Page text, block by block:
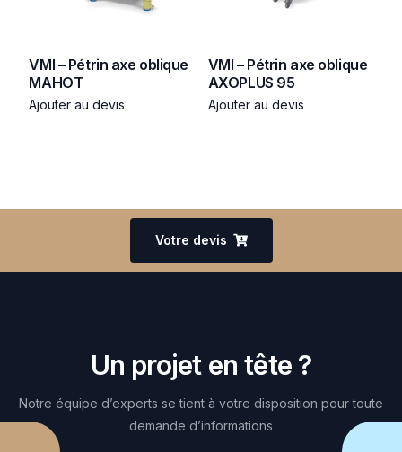
VMI – Pétrin axe oblique
MAHOT
Ajouter au devis
VMI – Pétrin axe oblique
AXOPLUS 95
Ajouter au devis
Votre devis
Un projet en tête ?
Notre équipe d’experts se tient à votre disposition pour toute
demande d’informations